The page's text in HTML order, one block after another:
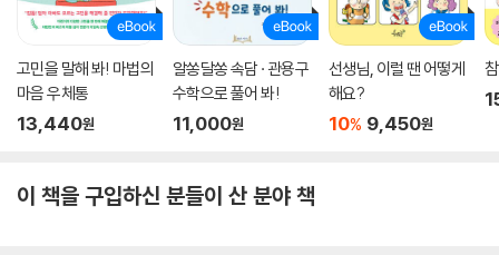
고민을 말해 봐! 마법의
마음 우체통
13,440원
알쏭달쏭 속담 · 관용구
수학으로 풀어 봐!
11,000원
선생님, 이럴 땐 어떻게
해요?
10% 9,450원
이 책을 구입하신 분들이 산 분야 책